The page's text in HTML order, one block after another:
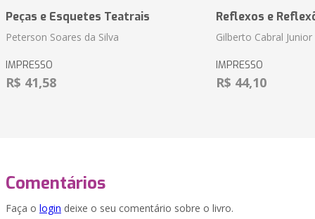
Peças e Esquetes Teatrais
Peterson Soares da Silva
IMPRESSO
R$ 41,58
Reflexos e
Gilberto Cabral Junior
IMPRESSO
R$ 44,10
Comentários
Faça o login deixe o seu comentário sobre o livro.